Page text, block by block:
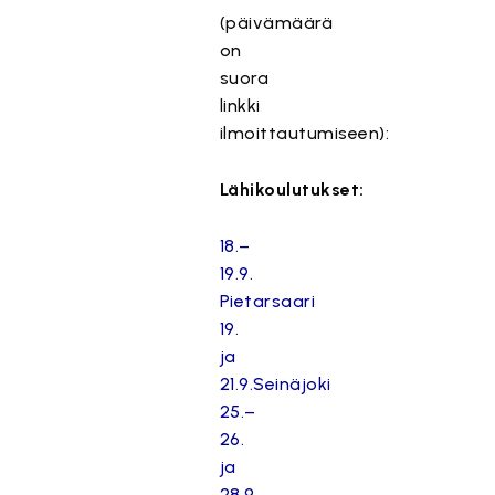
(päivämäärä
on
suora
linkki
ilmoittautumiseen):
Lähikoulutukset:
18.–
19.9.
Pietarsaari
19.
ja
21.9.Seinäjoki
25.–
26.
ja